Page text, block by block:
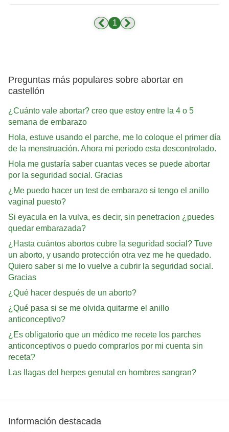
1
Preguntas más populares sobre abortar en
castellón
¿Cuánto vale abortar? creo que estoy entre la 4 o 5
semana de embarazo
Hola, estuve usando el parche, me lo coloque el primer día
de la menstruación. Ahora mi periodo esta descontrolado.
Hola me gustaría saber cuantas veces se puede abortar
por la seguridad social. Gracias
¿Me puedo hacer un test de embarazo si tengo el anillo
vaginal puesto?
Si eyacula en la vulva, es decir, sin penetracion ¿puedes
quedar embarazada?
¿Hasta cuántos abortos cubre la seguridad social? Tuve
un aborto, y usando protección otra vez me he quedado.
Quiero saber si me lo vuelve a cubrir la seguridad social.
Gracias
¿Qué hacer después de un aborto?
¿Qué pasa si se me olvida quitarme el anillo
anticonceptivo?
¿Es obligatorio que un médico me recete los parches
anticonceptivos o puedo comprarlos por mi cuenta sin
receta?
Las llagas del herpes genutal en hombres sangran?
Información destacada